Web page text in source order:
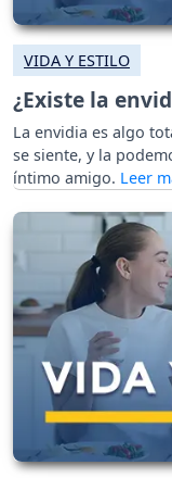
VIDA Y ESTILO
¿Existe la
La envidia es algo
se siente, y la
íntimo amigo.